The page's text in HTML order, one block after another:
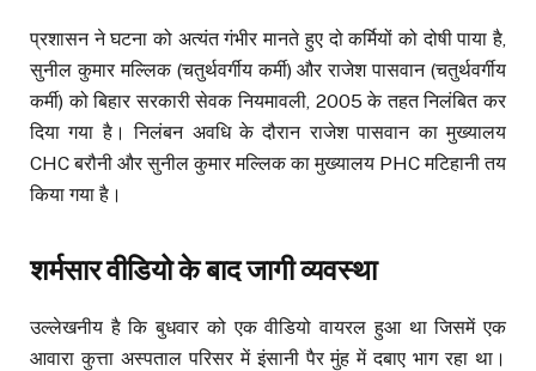
प्रशासन ने घटना को अत्यंत गंभीर मानते हुए दो कर्मियों को दोषी पाया है,
सुनील कुमार मल्लिक (चतुर्थवर्गीय कर्मी) और राजेश पासवान (चतुर्थवर्गीय
कर्मी) को बिहार सरकारी सेवक नियमावली, 2005 के तहत निलंबित कर
दिया गया है। निलंबन अवधि के दौरान राजेश पासवान का मुख्यालय
CHC बरौनी और सुनील कुमार मल्लिक का मुख्यालय PHC मटिहानी तय
किया गया है।
शर्मसार वीडियो के बाद जागी व्यवस्था
उल्लेखनीय है कि बुधवार को एक वीडियो वायरल हुआ था जिसमें एक
आवारा कुत्ता अस्पताल परिसर में इंसानी पैर मुंह में दबाए भाग रहा था।